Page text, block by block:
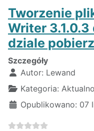
Tworzenie
Writer
dziale pobierz
Szczegóły
Autor: Lewand
Kategoria:
Opublikowano: 07